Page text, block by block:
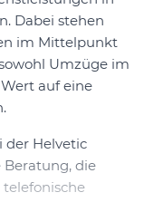
Dabei stehen
im Mittelpunkt
Umzüge im
auf eine
der Helvetic
Beratung, die